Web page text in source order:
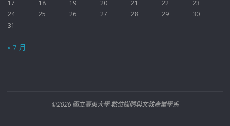
17
18 19 20 21 22
23
24
25 26 27 28 29
30
31
« 7 月
©2026 國立臺東大學 數位媒體與文教產業學系